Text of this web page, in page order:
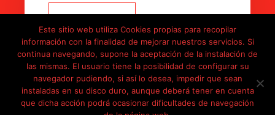
Este sitio web utiliza Cookies propias para recopilar
información con la finalidad de mejorar nuestros servicios. Si
continua navegando, supone la aceptación de la instalación de
las mismas. El usuario tiene la posibilidad de configurar su
navegador pudiendo, si así lo desea, impedir que sean
instaladas en su disco duro, aunque deberá tener en cuenta
que dicha acción podrá ocasionar dificultades de navegación